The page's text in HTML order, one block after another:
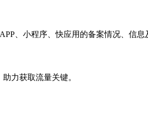
、小程序、快应用的备案情况、信息
力获取流量关键。